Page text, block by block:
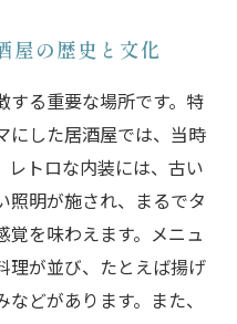
屋の歴史と文化
する重要な場所です。特
にした居酒屋では、当時
レトロな内装には、古い
照明が施され、まるでタ
覚を味わえます。メニュ
理が並び、たとえば揚げ
どがあります。また、